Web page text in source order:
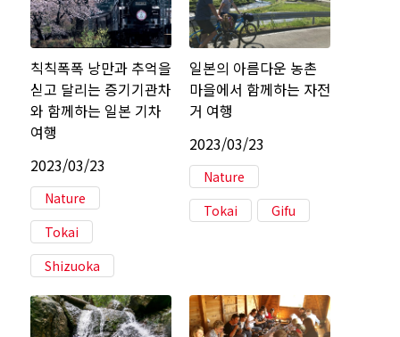
칙칙폭폭 낭만과 추억을
싣고 달리는 증기기관차
와 함께하는 일본 기차
여행
2023/03/23
Nature
Tokai
Shizuoka
일본의 아름다운 농촌
마을에서 함께하는 자전
거 여행
2023/03/23
Nature
Tokai
Gifu